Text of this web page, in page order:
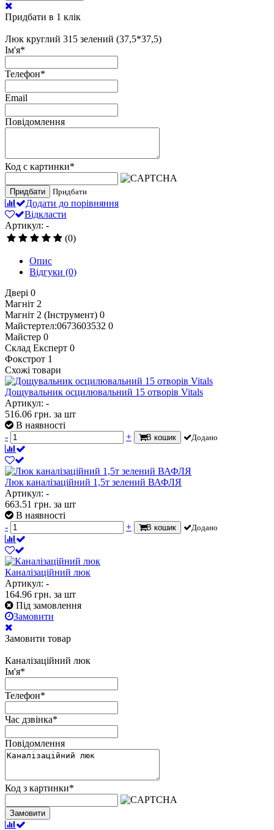
Придбати в 1 клік
Люк круглий 315 зелений (37,5*37,5)
Ім'я*
Телефон*
Email
Повідомлення
Код с картинки*
Придбати Придбати
Додати до порівняння
Відкласти
Артикул: -
(0)
Опис
Відгуки (0)
Двері 0
Магніт 2
Магніт 2 (Інструмент) 0
Майстертел:0673603532 0
Майстер 0
Склад Експерт 0
Фокстрот 1
Схожі товари
Дощувальник осцилювальний 15 отворів Vitals
Артикул: -
516.06 грн. за шт
В наявності
-
+ В кошик Додано
Люк каналізаційний 1,5т зелений ВАФЛЯ
Артикул: -
663.51 грн. за шт
В наявності
-
+ В кошик Додано
Каналізаційний люк
Артикул: -
164.96 грн. за шт
Під замовлення
Замовити
Замовити товар
Каналізаційний люк
Ім'я*
Телефон*
Час дзвінка*
Повідомлення
Код з картинки*
Замовити